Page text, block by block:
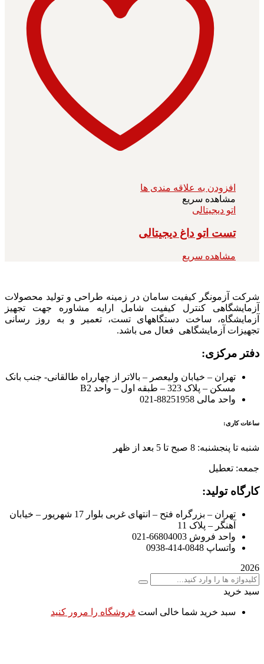
افزودن به علاقه مندی ها
مشاهده سریع
اتو دیجیتالی
تست اتو داغ دیجیتالی
مشاهده سریع
شرکت آزمونگر کیفیت سامان در زمینه طراحی و تولید محصولات
آزمایشگاهی کنترل کیفیت شامل ارایه مشاوره جهت تجهیز
آزمایشگاه، ساخت دستگاههای تست، تعمیر و به روز رسانی
تجهیزات آزمایشگاهی فعال می باشد.
دفتر مرکزی:
تهران – خیابان ولیعصر – بالاتر از چهارراه طالقانی- جنب بانک
مسکن – پلاک 323 – طبقه اول – واحد B2
واحد مالی 88251958-021
ساعات کاری:
شنبه تا پنجشنبه: 8 صبح تا 5 بعد از ظهر
جمعه: تعطیل
کارگاه تولید:
تهران – بزرگراه فتح – انتهای غربی بلوار 17 شهریور – خیابان
آهنگر – پلاک 11
واحد فروش 66804003-021
واتساپ 0848-414-0938
2026
سبد خرید
سبد خرید شما خالی است فروشگاه را مرور کنید